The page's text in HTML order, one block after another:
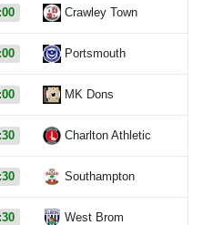
Crawley Town
Portsmouth
MK Dons
Charlton Athletic
Southampton
West Brom